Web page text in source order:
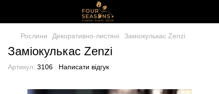
Рослини Декоративно-листяні Заміокулькас Zenzi
Заміокулькас Zenzi
Артикул: 3106 Написати відгук